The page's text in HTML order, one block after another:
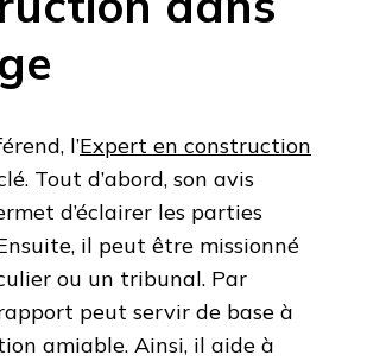
l’Expert en construction
Tout d’abord, son avis
d’éclairer les parties
il peut être missionné
ou un tribunal. Par
peut servir de base à
amiable. Ainsi, il aide à